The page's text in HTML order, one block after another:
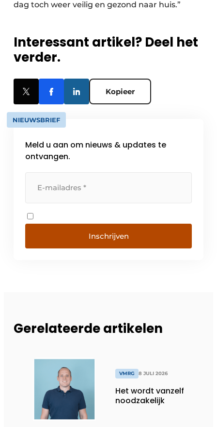
dag toch weer veilig en gezond naar huis.”
Interessant artikel? Deel het
verder.
Kopieer
NIEUWSBRIEF
Meld u aan om nieuws & updates te
ontvangen.
Inschrijven
Gerelateerde artikelen
VMRG 8 JULI 2026
Het wordt vanzelf
noodzakelijk